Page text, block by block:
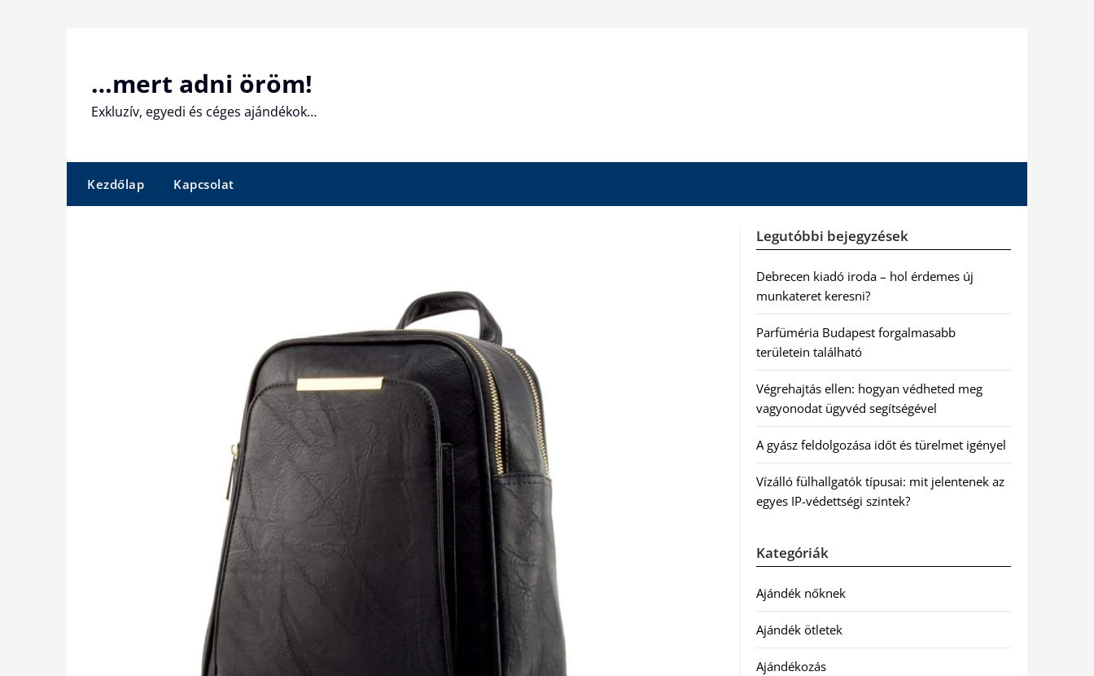
…mert adni öröm!
Exkluzív, egyedi és céges ajándékok…
Kezdőlap Kapcsolat
Legutóbbi bejegyzések
Debrecen kiadó iroda – hol érdemes új
munkateret keresni?
Parfüméria Budapest forgalmasabb
területein található
Végrehajtás ellen: hogyan védheted meg
vagyonodat ügyvéd segítségével
A gyász feldolgozása időt és türelmet igényel
Vízálló fülhallgatók típusai: mit jelentenek az
egyes IP-védettségi szintek?
Kategóriák
Ajándék nőknek
Ajándék ötletek
Ajándékozás